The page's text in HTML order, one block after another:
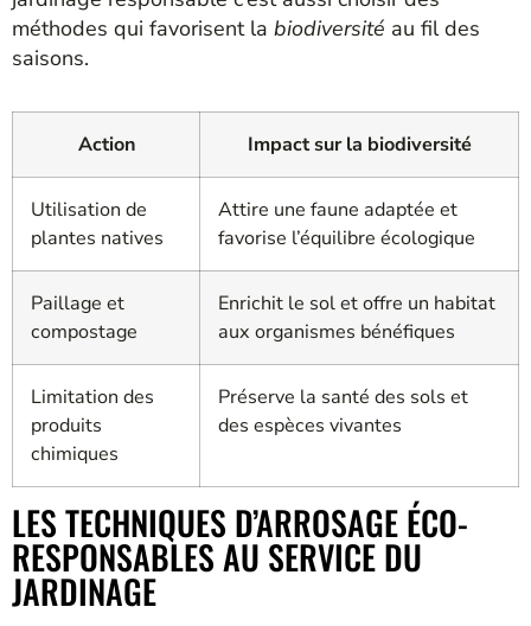
méthodes qui favorisent la biodiversité au fil des
saisons.
Action Impact sur la biodiversité
Utilisation de
plantes natives
Attire une faune adaptée et
favorise l’équilibre écologique
Paillage et
compostage
Enrichit le sol et offre un habitat
aux organismes bénéfiques
Limitation des
produits
chimiques
Préserve la santé des sols et
des espèces vivantes
LES TECHNIQUES D’ARROSAGE ÉCO-
RESPONSABLES AU SERVICE DU
JARDINAGE